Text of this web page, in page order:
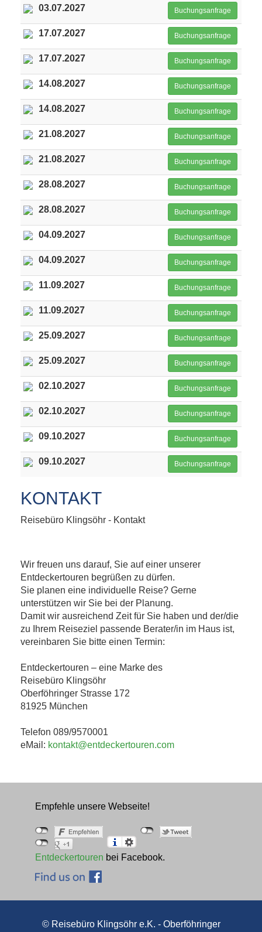
03.07.2027 Buchungsanfrage
17.07.2027 Buchungsanfrage
17.07.2027 Buchungsanfrage
14.08.2027 Buchungsanfrage
14.08.2027 Buchungsanfrage
21.08.2027 Buchungsanfrage
21.08.2027 Buchungsanfrage
28.08.2027 Buchungsanfrage
28.08.2027 Buchungsanfrage
04.09.2027 Buchungsanfrage
04.09.2027 Buchungsanfrage
11.09.2027 Buchungsanfrage
11.09.2027 Buchungsanfrage
25.09.2027 Buchungsanfrage
25.09.2027 Buchungsanfrage
02.10.2027 Buchungsanfrage
02.10.2027 Buchungsanfrage
09.10.2027 Buchungsanfrage
09.10.2027 Buchungsanfrage
KONTAKT
Reisebüro Klingsöhr - Kontakt
Wir freuen uns darauf, Sie auf einer unserer
Entdeckertouren begrüßen zu dürfen.
Sie planen eine individuelle Reise? Gerne
unterstützen wir Sie bei der Planung.
Damit wir ausreichend Zeit für Sie haben und der/die
zu Ihrem Reiseziel passende Berater/in im Haus ist,
vereinbaren Sie bitte einen Termin:
Entdeckertouren – eine Marke des
Reisebüro Klingsöhr
Oberföhringer Strasse 172
81925 München
Telefon 089/9570001
eMail: kontakt@entdeckertouren.com
Empfehle unsere Webseite!
Entdeckertouren bei Facebook.
© Reisebüro Klingsöhr e.K. - Oberföhringer